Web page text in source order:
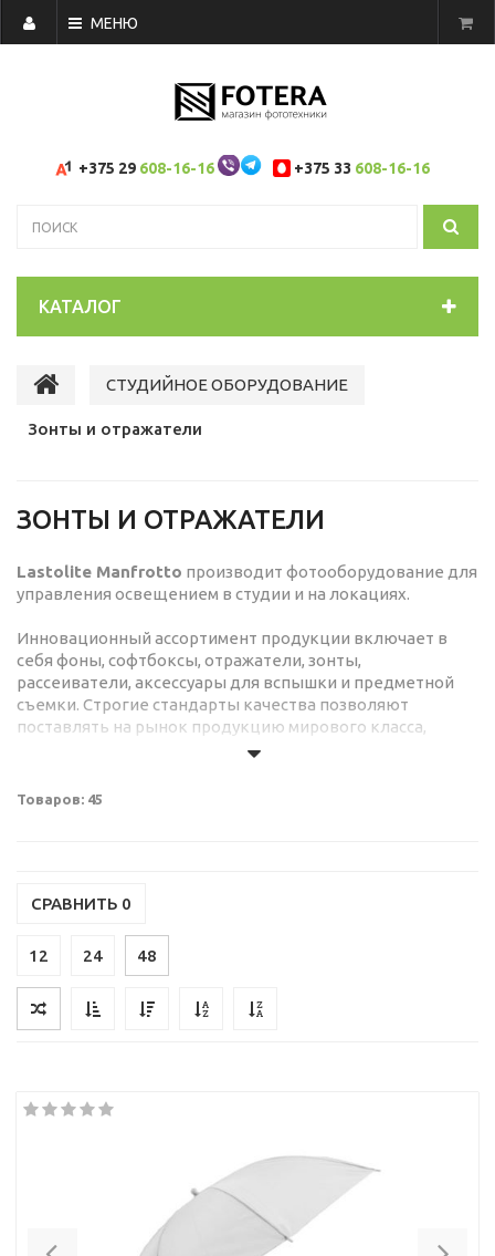
МЕНЮ
+375 29 608-16-16 +375 33 608-16-16
КАТАЛОГ
СТУДИЙНОЕ ОБОРУДОВАНИЕ
Зонты и отражатели
ЗОНТЫ И ОТРАЖАТЕЛИ
Lastolite Manfrotto производит фотооборудование для
управления освещением в студии и на локациях.
Инновационный ассортимент продукции включает в
себя фоны, софтбоксы, отражатели, зонты,
рассеиватели, аксессуары для вспышки и предметной
съемки. Строгие стандарты качества позволяют
поставлять на рынок продукцию мирового класса,
которая может выдержать ежедневное использование
Товаров: 45
СРАВНИТЬ 0
12 24 48